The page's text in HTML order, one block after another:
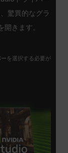
驚異的なグラ
きます。
を選択する必要が